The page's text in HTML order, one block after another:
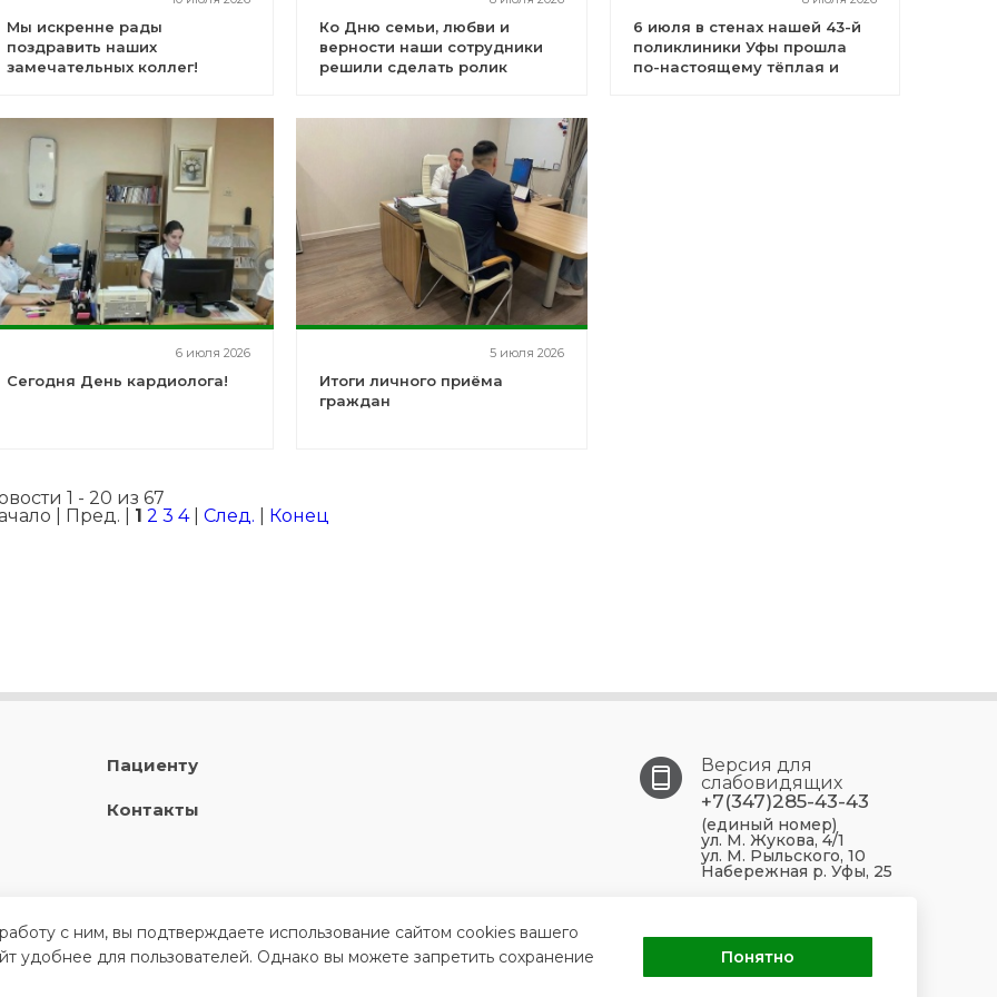
Мы искренне рады
поздравить наших
замечательных коллег!
Ко Дню семьи, любви и
верности наши сотрудники
решили сделать ролик
6 июля в стенах нашей 43-й
поликлиники Уфы прошла
по-настоящему тёплая и
6 июля 2026
Сегодня День кардиолога!
5 июля 2026
Итоги личного приёма
граждан
1 - 20 из 67
| Пред. | 1 2 3 4| След. Конец
Пациенту
Контакты
Версия для
слабовидящих
+7(347)285-43-43
(единый номер)
ул. М. Жукова, 4/1
ул. М. Рыльского, 10
Набережная р. Уфы, 25
М. Жукова, 4/1
с ним, вы подтверждаете использование сайтом cookies вашего
удобнее для пользователей. Однако вы можете запретить сохранение
Понятно